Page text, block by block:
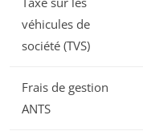
véhicules de
société (TVS)
Frais de gestion
ANTS